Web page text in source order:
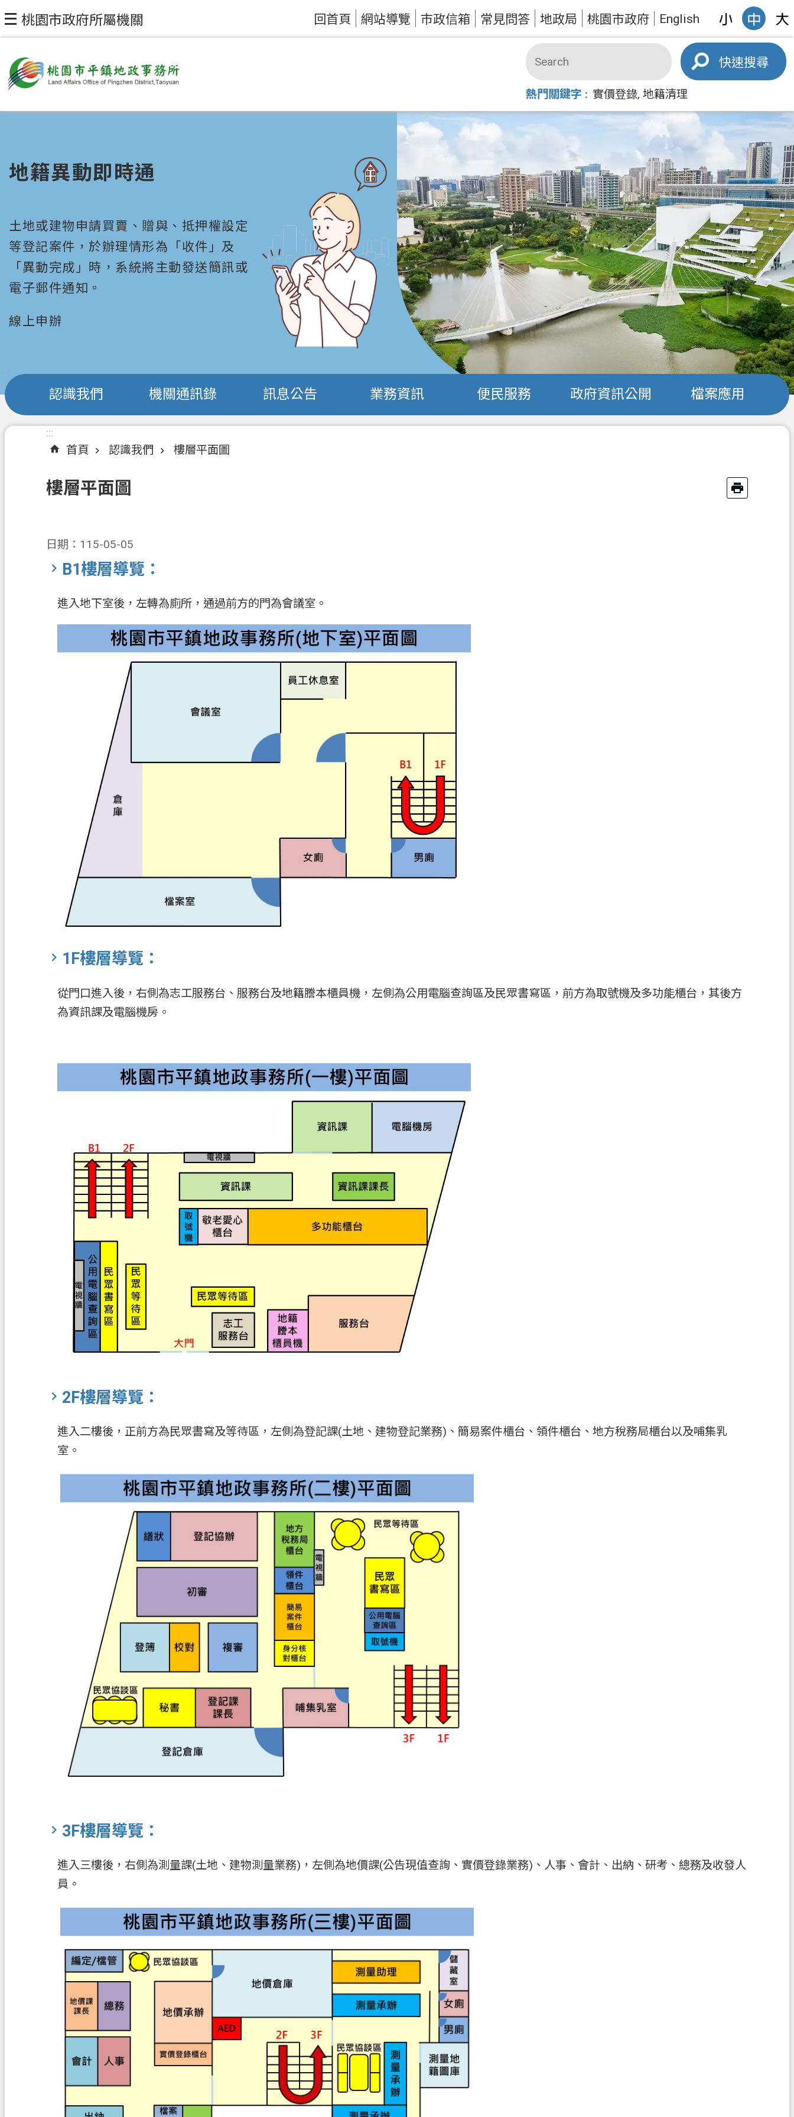
桃園市政府所屬機關 回首頁 網站導覽 市政信箱 常見問答 地政局 桃園市政府 English
搜尋
熱門關鍵字 實價登錄 地籍清理
地籍異動即時通
土地或建物申請買賣、贈與、抵押權設定
等登記案件，於辦理情形為「收件」及
「異動完成」時，系統將主動發送簡訊或
電子郵件通知。
線上申辦
:::
認識我們 機關通訊錄 訊息公告 業務資訊 便民服務 政府資訊公開 檔案應用
:::
首頁
認識我們 樓層平面圖
樓層平面圖
日期：115-05-05
B1樓層導覽：
進入地下室後，左轉為廁所，通過前方的門為會議室。
1F樓層導覽：
從門口進入後，右側為志工服務台、服務台及地籍謄本櫃員機，左側為公用電腦查詢區及民眾書寫區，前方為取號機及多功能櫃台，其後方
為資訊課及電腦機房。
2F樓層導覽：
進入二樓後，正前方為民眾書寫及等待區，左側為登記課(土地、建物登記業務)、簡易案件櫃台、領件櫃台、地方稅務局櫃台以及哺集乳
室。
3F樓層導覽：
進入三樓後，右側為測量課(土地、建物測量業務)，左側為地價課(公告現值查詢、實價登錄業務)、人事、會計、出納、研考、總務及收發人
員。